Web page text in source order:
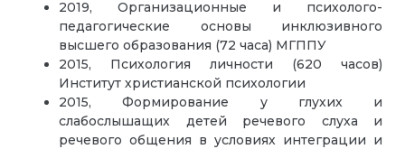
2019, Организационные и психолого-
педагогические основы инклюзивного
высшего образования (72 часа) МГППУ
2015, Психология личности (620 часов)
Институт христианской психологии
2015, Формирование у глухих и
слабослышащих детей речевого слуха и
речевого общения в условиях интеграции и